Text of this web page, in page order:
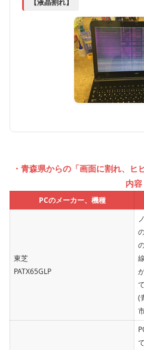
【液晶割れ】
・青森県からの「画面に割れ、
内容
PCのメーカー、機種
東芝
PATX65GLP
(